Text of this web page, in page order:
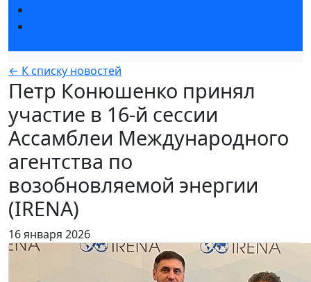
← К списку новостей
Петр Конюшенко принял
участие в 16-й сессии
Ассамблеи Международного
агентства по
возобновляемой энергии
(IRENA)
16 января 2026